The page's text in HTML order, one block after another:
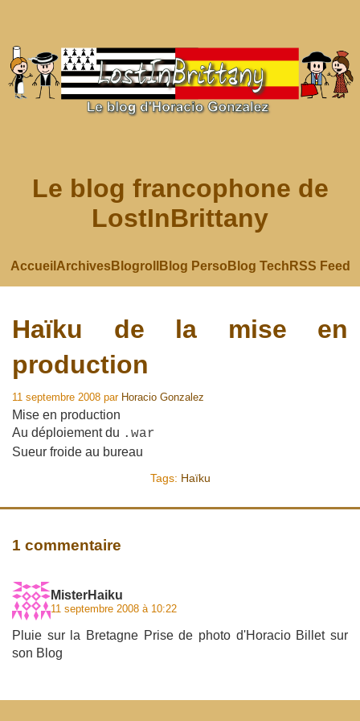
Le blog francophone de
LostInBrittany
Accueil ArchivesBlogroll Blog Perso Blog Tech RSS Feed
Haïku de la mise en
production
11 septembre 2008 par Horacio Gonzalez
Mise en production
Au déploiement du .war
Sueur froide au bureau
Tags: Haïku
1 commentaire
MisterHaiku
11 septembre 2008 à 10:22
Pluie sur la Bretagne Prise de photo d'Horacio Billet sur
son Blog